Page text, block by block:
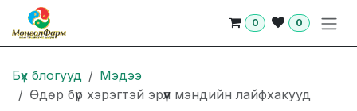
Skip to Content
0 0
Бүх блогууд
Мэдээ
Өдөр бүр хэрэгтэй эрүүл мэндийн лайфхакууд